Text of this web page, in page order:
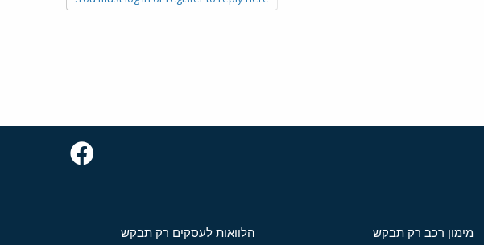
מימון רכב רק תבקש הלוואות לעסקים רק תבקש